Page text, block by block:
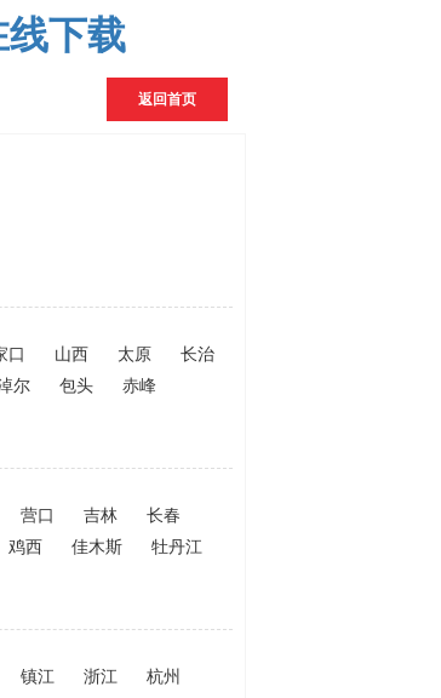
线下载
返回首页
口 山西 太原
长治
尔 包头
赤峰
营口 吉林
长春
鸡西 佳木斯
牡丹江
镇江 浙江
杭州